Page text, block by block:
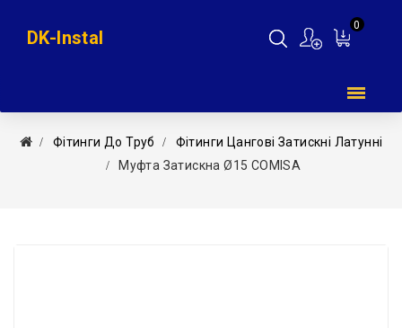
0
DK-Instal
Фітинги До Труб
Фітинги Цангові Затискні Латунні
Муфта Затискна Ø15 COMISA